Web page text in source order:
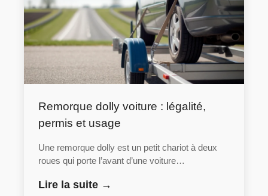
Remorque dolly voiture : légalité,
permis et usage
Une remorque dolly est un petit chariot à deux
roues qui porte l’avant d’une voiture…
Lire la suite →